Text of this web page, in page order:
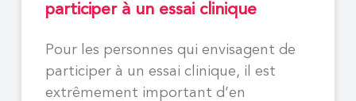
participer à un essai clinique
Pour les personnes qui envisagent de
participer à un essai clinique, il est
extrêmement important d’en